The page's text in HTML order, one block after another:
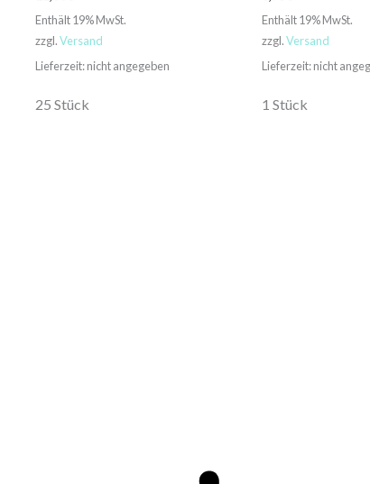
Enthält 19% MwSt.
zzgl.Versand
Lieferzeit: nicht angegeben
25 Stück
Enthält 19% MwSt.
zzgl.Versand
Lieferzeit: nicht
1 Stück